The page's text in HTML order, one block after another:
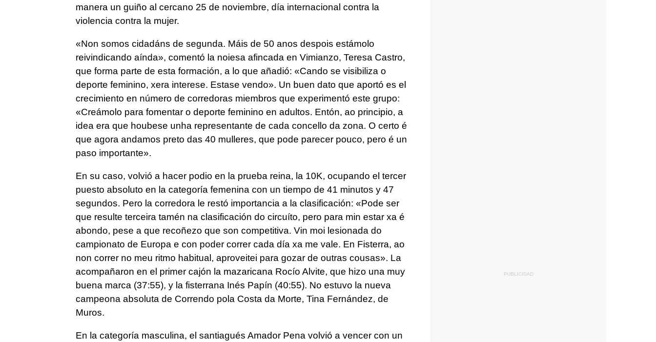
manera un guiño al cercano 25 de noviembre, día internacional contra la
violencia contra la mujer.
«Non somos cidadáns de segunda. Máis de 50 anos despois estámolo
reivindicando aínda», comentó la noiesa afincada en Vimianzo, Teresa Castro,
que forma parte de esta formación, a lo que añadió: «Cando se visibiliza o
deporte feminino, xera interese. Estase vendo». Un buen dato que aportó es el
crecimiento en número de corredoras miembros que experimentó este grupo:
«Creámolo para fomentar o deporte feminino en adultos. Entón, ao principio, a
idea era que houbese unha representante de cada concello da zona. O certo é
que agora andamos preto das 40 mulleres, que pode parecer pouco, pero é un
paso importante».
En su caso, volvió a hacer podio en la prueba reina, la 10K, ocupando el tercer
puesto absoluto en la categoría femenina con un tiempo de 41 minutos y 47
segundos. Pero la corredora le restó importancia a la clasificación: «Pode ser
que resulte terceira tamén na clasificación do circuíto, pero para min estar xa é
abondo, pese a que recoñezo que son competitiva. Vin moi lesionada do
campionato de Europa e con poder correr cada día xa me vale. En Fisterra, ao
non correr no meu ritmo habitual, aproveitei para gozar de outras cousas». La
acompañaron en el primer cajón la mazaricana Rocío Alvite, que hizo una muy
buena marca (37:55), y la fisterrana Inés Papín (40:55). No estuvo la nueva
campeona absoluta de Correndo pola Costa da Morte, Tina Fernández, de
Muros.
En la categoría masculina, el santiagués Amador Pena volvió a vencer con un